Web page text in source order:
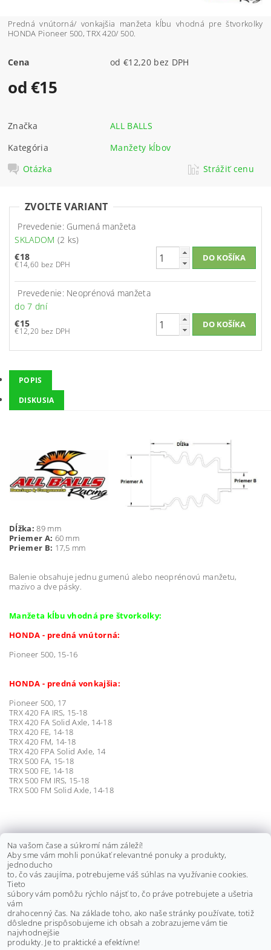
Predná vnútorná/ vonkajšia manžeta kĺbu vhodná pre štvorkolky
HONDA Pioneer 500, TRX 420/ 500.
Cena od €12,20 bez DPH
od €15
Značka
ALL BALLS
Kategória
Manžety kĺbov
Otázka
Strážiť cenu
ZVOĽTE VARIANT
Prevedenie: Gumená manžeta
SKLADOM (2 ks)
€18
€14,60 bez DPH
Prevedenie: Neoprénová manžeta
do 7 dní
€15
€12,20 bez DPH
POPIS
DISKUSIA
Dĺžka: 89 mm
Priemer A: 60 mm
Priemer B: 17,5 mm
Balenie obsahuje jednu gumenú alebo neoprénovú manžetu,
mazivo a dve pásky.
Manžeta kĺbu vhodná pre štvorkolky:
HONDA - predná vnútorná:
Pioneer 500, 15-16
HONDA - predná vonkajšia:
Pioneer 500, 17
TRX 420 FA IRS, 15-18
TRX 420 FA Solid Axle, 14-18
TRX 420 FE, 14-18
TRX 420 FM, 14-18
TRX 420 FPA Solid Axle, 14
TRX 500 FA, 15-18
TRX 500 FE, 14-18
TRX 500 FM IRS, 15-18
TRX 500 FM Solid Axle, 14-18
KLIEŠTE NA ZAISŤOVACIE PÁSKY
MANŽIET
€30 bez DPH
€36,90
Buďte prvý, kto napíše príspevok k tejto položke.
Na vašom čase a súkromí nám záleží!
Aby sme vám mohli ponúkať relevantné ponuky a produkty,
jednoducho
to, čo vás zaujíma, potrebujeme váš súhlas na využívanie cookies.
Tieto
súbory vám pomôžu rýchlo nájsť to, čo práve potrebujete a ušetria
vám
drahocenný čas. Na základe toho, ako naše stránky používate, totiž
dôsledne prispôsobujeme ich obsah a zobrazujeme vám tie
najvhodnejšie
produkty. Je to praktické a efektívne!